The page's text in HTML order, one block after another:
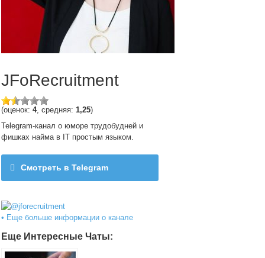
JFoRecruitment
(оценок:4, средняя:1,25)
Telegram-канал о юморе трудобудней и
фишках найма в IT простым языком.
Смотреть в Telegram
• Еще больше информации о канале
Еще Интересные Чаты: